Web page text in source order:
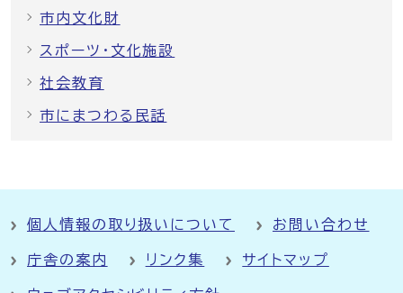
市内文化財
スポーツ・文化施設
社会教育
市にまつわる民話
個人情報の取り扱いについて お問い合わせ
庁舎の案内 リンク集 サイトマップ